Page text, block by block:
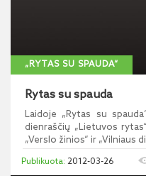
„RYTAS SU SPAUDA“
Rytas su spauda
Laidoje „Rytas su
dienraščių „Lietuvos
„Verslo žinios“ ir „Vilniaus
2012-03-26